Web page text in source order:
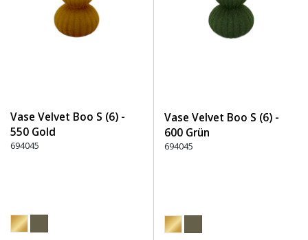
Vase Velvet Boo S (6) -
550 Gold
694045
Vase Velvet Boo S (6) -
600 Grün
694045